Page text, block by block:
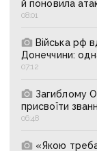
й поновила
08:01
Війська рф
Донеччини:
07:12
Загиблому
присвоїти
06:48
«Якою